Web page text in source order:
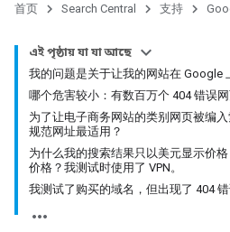
首页 Search Central 支持
এই পৃষ্ঠায় যা যা আছে
我的问题是关于让我的网站在 Google
哪个危害较小：有数百万个 404 错误
为了让电子商务网站的类别网页被编
规范网址最适用？
为什么我的搜索结果只以美元显示价
价格？我测试时使用了 VPN。
我测试了购买的域名，但出现了 404